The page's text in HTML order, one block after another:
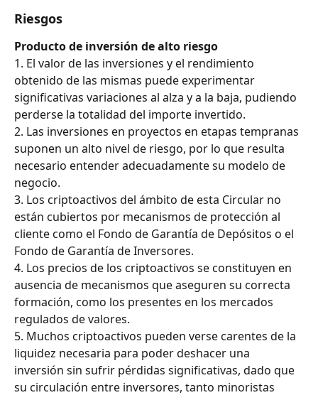
Riesgos
Producto de inversión de alto riesgo
1. El valor de las inversiones y el rendimiento
obtenido de las mismas puede experimentar
significativas variaciones al alza y a la baja, pudiendo
perderse la totalidad del importe invertido.
2. Las inversiones en proyectos en etapas tempranas
suponen un alto nivel de riesgo, por lo que resulta
necesario entender adecuadamente su modelo de
negocio.
3. Los criptoactivos del ámbito de esta Circular no
están cubiertos por mecanismos de protección al
cliente como el Fondo de Garantía de Depósitos o el
Fondo de Garantía de Inversores.
4. Los precios de los criptoactivos se constituyen en
ausencia de mecanismos que aseguren su correcta
formación, como los presentes en los mercados
regulados de valores.
5. Muchos criptoactivos pueden verse carentes de la
liquidez necesaria para poder deshacer una
inversión sin sufrir pérdidas significativas, dado que
su circulación entre inversores, tanto minoristas